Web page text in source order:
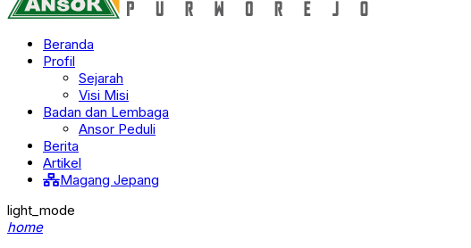
Beranda
Profil
Sejarah
Visi Misi
Badan dan Lembaga
Ansor Peduli
Berita
Artikel
Magang Jepang
light_mode
home